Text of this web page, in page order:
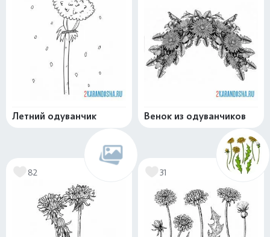
Летний одуванчик Венок из одуванчиков
82 31